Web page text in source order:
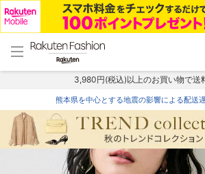
menu home
トップ
3,980円(税込)以上のお買い物で送
熊本県を中心とする地震の影響による配送